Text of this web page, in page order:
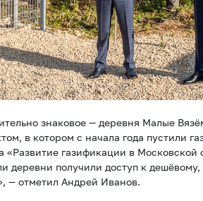
знаковое — деревня Малые
в котором с начала года пустили
«Развитие газификации в Московской
деревни получили доступ к
— отметил Андрей Иванов.